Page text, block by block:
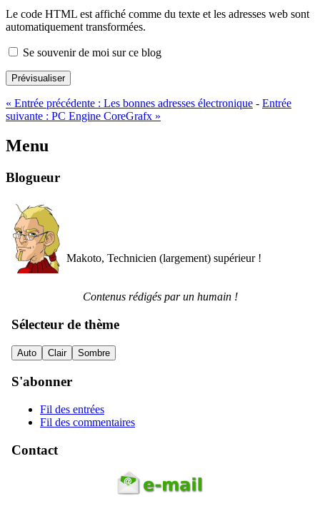
Le code HTML est affiché comme du texte et les adresses web sont
automatiquement transformées.
Se souvenir de moi sur ce blog
Prévisualiser
« Entrée précédente : Les bonnes adresses électronique - Entrée
suivante : PC Engine CoreGrafx »
Menu
Blogueur
Makoto, Technicien (largement) supérieur !
Contenus rédigés par un humain !
Sélecteur de thème
Auto Clair Sombre
S'abonner
Fil des entrées
Fil des commentaires
Contact